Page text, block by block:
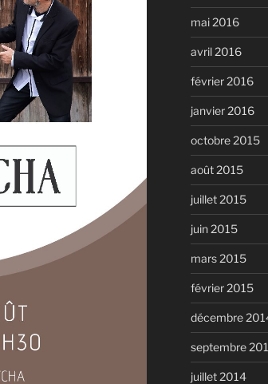
mai 2016
avril 2016
février 2016
janvier 2016
octobre 2015
août 2015
juillet 2015
juin 2015
mars 2015
février 2015
décembre
septembre
juillet 2014